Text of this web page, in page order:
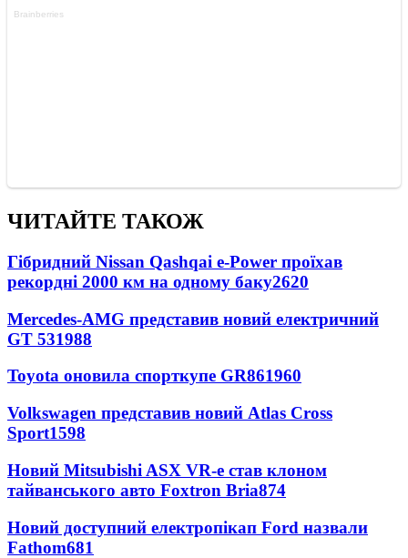
ЧИТАЙТЕ ТАКОЖ
Гібридний Nissan Qashqai e-Power проїхав
рекордні 2000 км на одному баку2620
Mercedes-AMG представив новий електричний
GT 531988
Toyota оновила спорткупе GR861960
Volkswagen представив новий Atlas Cross
Sport1598
Новий Mitsubishi ASX VR-e став клоном
тайванського авто Foxtron Bria874
Новий доступний електропікап Ford назвали
Fathom681